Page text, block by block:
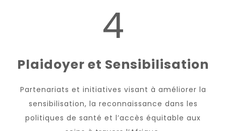
4
Plaidoyer et Sensibilisation
Partenariats et initiatives visant à améliorer la
sensibilisation, la reconnaissance dans les
politiques de santé et l’accès équitable aux